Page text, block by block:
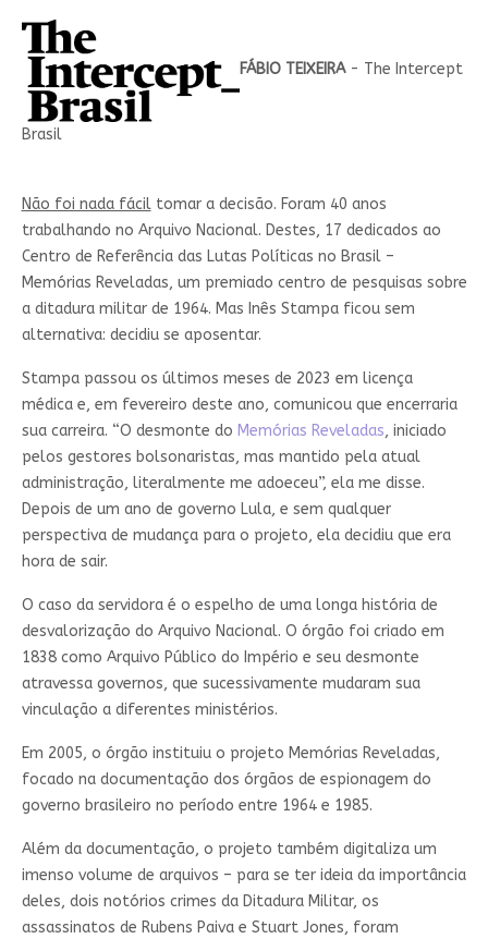
FÁBIO TEIXEIRA- The Intercept
Brasil
Não foi nada fáciltomar a decisão. Foram 40 anos
trabalhando no Arquivo Nacional. Destes, 17 dedicados ao
Centro de Referência das Lutas Políticas no Brasil –
Memórias Reveladas, um premiado centro de pesquisas sobre
a ditadura militar de 1964. Mas Inês Stampa ficou sem
alternativa: decidiu se aposentar.
Stampa passou os últimos meses de 2023 em licença
médica e, em fevereiro deste ano, comunicou que encerraria
sua carreira. “O desmonte do Memórias Reveladas, iniciado
pelos gestores bolsonaristas, mas mantido pela atual
administração, literalmente me adoeceu”, ela me disse.
Depois de um ano de governo Lula, e sem qualquer
perspectiva de mudança para o projeto, ela decidiu que era
hora de sair.
O caso da servidora é o espelho de uma longa história de
desvalorização do Arquivo Nacional. O órgão foi criado em
1838 como Arquivo Público do Império e seu desmonte
atravessa governos, que sucessivamente mudaram sua
vinculação a diferentes ministérios.
Em 2005, o órgão instituiu o projeto Memórias Reveladas,
focado na documentação dos órgãos de espionagem do
governo brasileiro no período entre 1964 e 1985.
Além da documentação, o projeto também digitaliza um
imenso volume de arquivos – para se ter ideia da importância
deles, dois notórios crimes da Ditadura Militar, os
assassinatos de Rubens Paiva e Stuart Jones, foram